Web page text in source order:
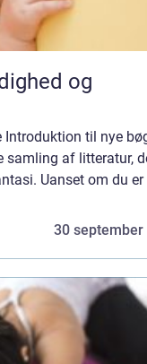
og
til nye
samling af litteratur,
Uanset om du er
30 september